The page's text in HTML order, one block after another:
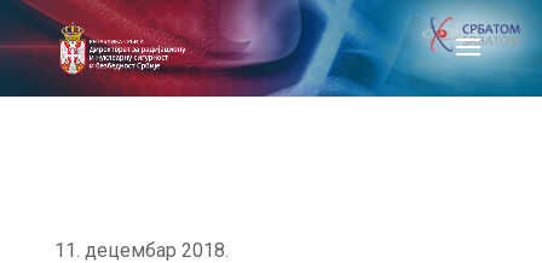
11. децембар 2018.